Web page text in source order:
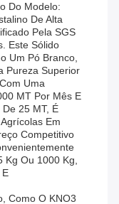
Do Modelo:
De Alta
Pela SGS
Este Sólido
Um Pó Branco,
Pureza Superior
Uma
MT Por Mês E
25 MT, É
Em
Competitivo
Kg Ou 1000 Kg,
E
Como O KNO3